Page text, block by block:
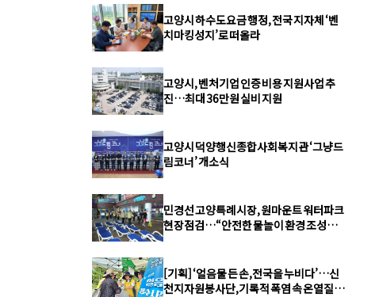
고양시 하수도요금 행정, 전국 지자체 ‘벤
치마킹성지’로 떠올라
고양시, 벤처기업 인증 비용 지원사업 추
진…최대 36만원 실비 지원
고양시 덕양행신종합사회복지관 ‘그냥드
림코너’ 개소식
민경선 고양특례시장, 원마운트 워터파크
현장점검…“안전한 물놀이 환경 조성에
[기획] ‘얼음물 든 손,전국을 누비다’…신
천지자원봉사단,기록적 폭염 속 온열질환